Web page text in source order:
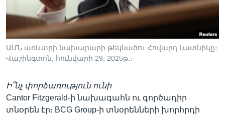
ԱՄՆ առևտրի նախարարի թեկնածու Հովարդ Լատնիկը։
Վաշինգտոն, հունվարի 29, 2025թ․։
Ի՞նչ փորձառություն ունի
Cantor Fitzgerald-ի նախագահն ու գործադիր
տնօրեն էր։ BCG Group-ի տնօրենների խորհրդի